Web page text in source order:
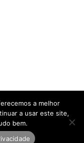
a melhor
a usar este site,
bem.